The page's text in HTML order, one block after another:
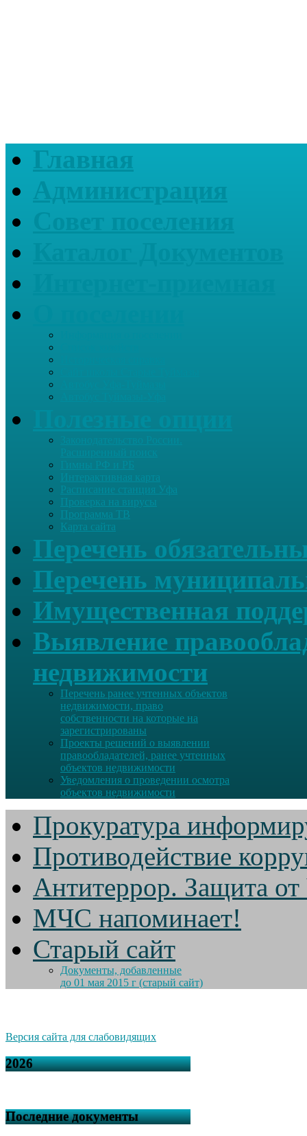
Главная
Администрация
Гимны РФ и РБ
Интерактивная карта
Расписание станция Уфа
Проверка на вирусы
Программа ТВ
Карта сайта
Перечень
Перечень
Имущественная
Выявление
недвижимости
Перечень ранее учтенных объектов
недвижимости, право
собственности на которые на
зарегистрированы
Проекты решений о выявлении
правообладателей, ранее учтенных
объектов недвижимости
Уведомления о проведении осмотра
объектов недвижимости
Прокуратура
Противодействие
Антитеррор. Защита
МЧС напоминает!
Старый сайт
Документы, добавленные
до 01 мая 2015 г (старый сайт)
Версия сайта для слабовидящих
2026
Последние документы